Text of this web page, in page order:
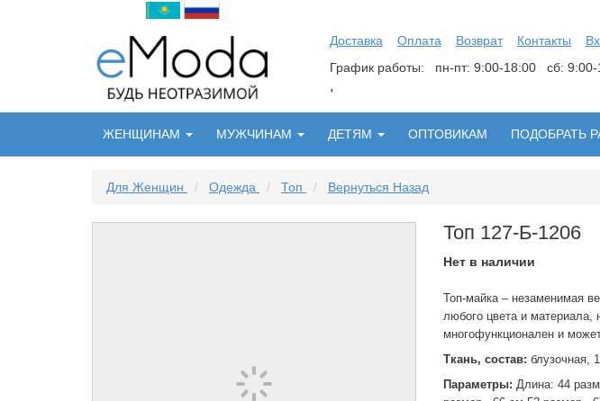
Доставка Оплата Возврат Контакты
График работы: пн-пт: 9:00-18:00 сб: 9:00-
,
ЖЕНЩИНАМ МУЖЧИНАМ ДЕТЯМ ОПТОВИКАМ ПОДОБРАТЬ
Для Женщин / Одежда / Топ / Вернуться Назад
Топ 127-Б-1206
Нет в наличии
Топ-майка – незаменимая
любого цвета и материала,
многофункционален и
Ткань, состав: блузочная,
Параметры: Длина: 44